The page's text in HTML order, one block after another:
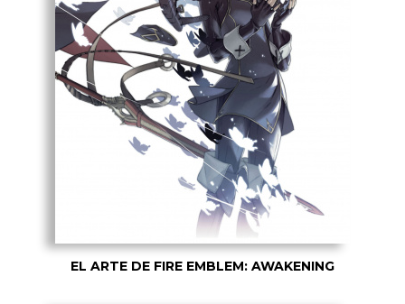
EL ARTE DE FIRE EMBLEM: AWAKENING